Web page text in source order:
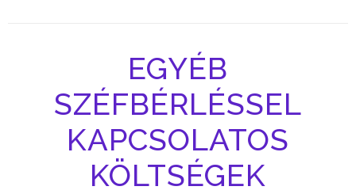
EGYÉB
SZÉFBÉRLÉSSEL
KAPCSOLATOS
KÖLTSÉGEK